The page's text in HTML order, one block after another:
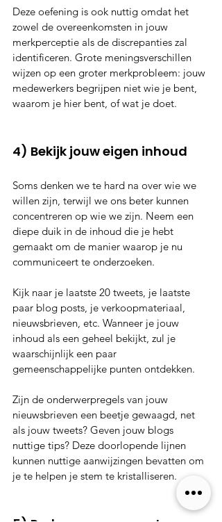
Deze oefening is ook nuttig omdat het
zowel de overeenkomsten in jouw
merkperceptie als de discrepanties zal
identificeren. Grote meningsverschillen
wijzen op een groter merkprobleem: jouw
medewerkers begrijpen niet wie je bent,
waarom je hier bent, of wat je doet.
4) Bekijk jouw eigen inhoud
Soms denken we te hard na over wie we
willen zijn, terwijl we ons beter kunnen
concentreren op wie we zijn. Neem een
diepe duik in de inhoud die je hebt
gemaakt om de manier waarop je nu
communiceert te onderzoeken.
Kijk naar je laatste 20 tweets, je laatste
paar blog posts, je verkoopmateriaal,
nieuwsbrieven, etc. Wanneer je jouw
inhoud als een geheel bekijkt, zul je
waarschijnlijk een paar
gemeenschappelijke punten ontdekken.
Zijn de onderwerpregels van jouw
nieuwsbrieven een beetje gewaagd, net
als jouw tweets? Geven jouw blogs
nuttige tips? Deze doorlopende lijnen
kunnen nuttige aanwijzingen bevatten om
je te helpen je stem te kristalliseren.